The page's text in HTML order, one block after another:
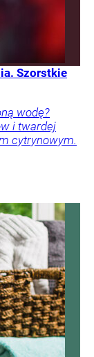
Szorstkie
wodę?
i twardej
cytrynowym.